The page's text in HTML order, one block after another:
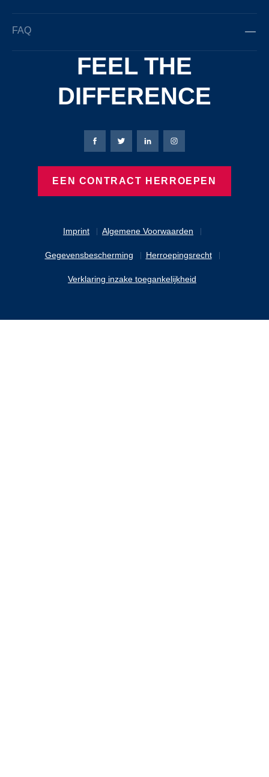
FAQ
FEEL THE
DIFFERENCE
Imprint Algemene Voorwaarden
Gegevensbescherming Herroepingsrecht
Verklaring inzake toegankelijkheid
Bierbaum-Proenen Facebook-pagina
Bierbaum-Proenen X-pagina
Bierbaum-Proenen
Bierbaum-Proenen
EEN CONTRACT HERROEPEN